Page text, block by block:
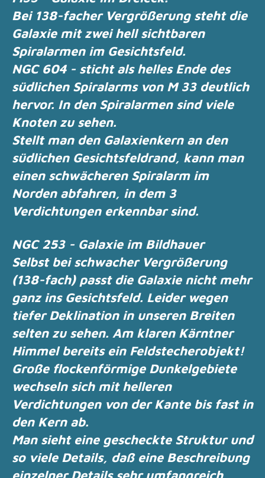
Bei 138-facher Vergrößerung steht die
Galaxie mit zwei hell sichtbaren
Spiralarmen im Gesichtsfeld.
NGC 604 - sticht als helles Ende des
südlichen Spiralarms von M 33 deutlich
hervor. In den Spiralarmen sind viele
Knoten zu sehen.
Stellt man den Galaxienkern an den
südlichen Gesichtsfeldrand, kann man
einen schwächeren Spiralarm im
Norden abfahren, in dem 3
Verdichtungen erkennbar sind.
NGC 253 - Galaxie im Bildhauer
Selbst bei schwacher Vergrößerung
(138-fach) passt die Galaxie nicht mehr
ganz ins Gesichtsfeld. Leider wegen
tiefer Deklination in unseren Breiten
selten zu sehen. Am klaren Kärntner
Himmel bereits ein Feldstecherobjekt!
Große flockenförmige Dunkelgebiete
wechseln sich mit helleren
Verdichtungen von derKante bis fast in
den Kern ab.
Man sieht eine gescheckte Struktur und
so viele Details, daß eine Beschreibung